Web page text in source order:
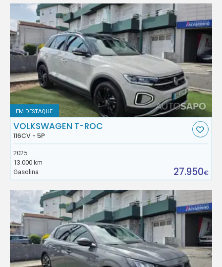
EM DESTAQUE
VOLKSWAGEN T-ROC
116CV - 5P
2025
13.000 km
Gasolina
27.950€